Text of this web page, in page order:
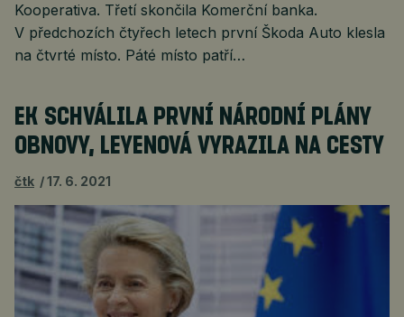
Kooperativa. Třetí skončila Komerční banka.
V předchozích čtyřech letech první Škoda Auto klesla
na čtvrté místo. Páté místo patří…
EK SCHVÁLILA PRVNÍ NÁRODNÍ PLÁNY
OBNOVY, LEYENOVÁ VYRAZILA NA CESTY
čtk 17. 6. 2021